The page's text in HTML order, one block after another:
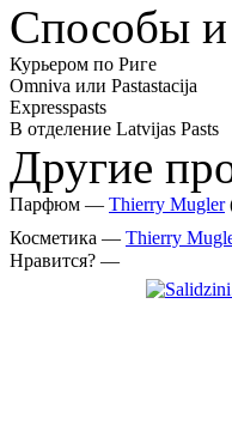
Способы и
Курьером по Риге
Omniva или Pastastacija
Expresspasts
В отделение Latvijas Pasts
Другие
Парфюм — Thierry Mugler
Косметика — Thierry
Нравится? —